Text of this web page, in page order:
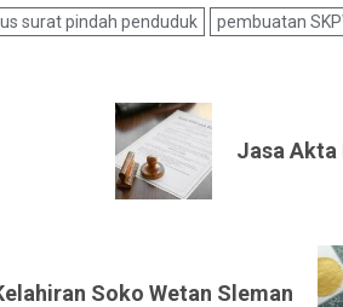
surat pindah penduduk pembuatan
Jasa Akta
Soko Wetan Sleman